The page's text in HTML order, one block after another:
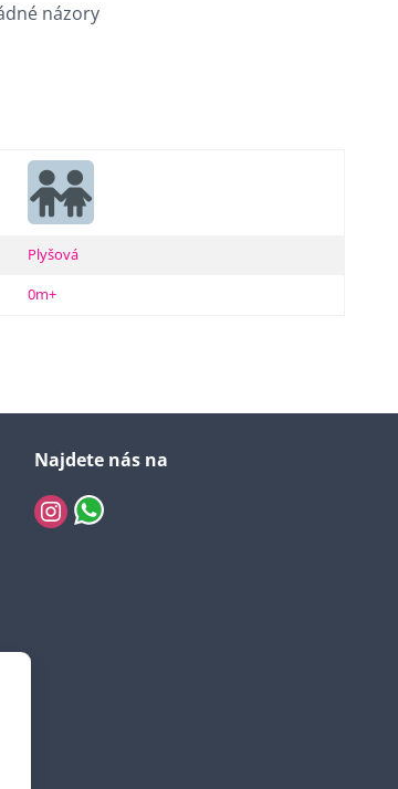
názory
Plyšová
0m+
Najdete nás na